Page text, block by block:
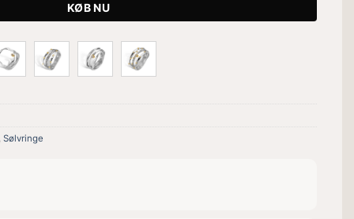
KØB NU
,Sølvringe